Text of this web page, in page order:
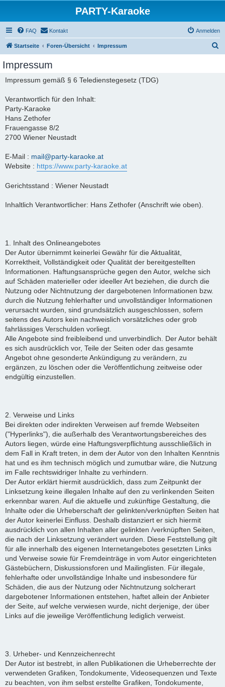
PARTY-Karaoke
FAQ Kontakt Anmelden
Startseite Foren-Übersicht Impressum
Impressum
Impressum gemäß § 6 Teledienstegesetz (TDG)
Verantwortlich für den Inhalt:
Party-Karaoke
Hans Zethofer
Frauengasse 8/2
2700 Wiener Neustadt
E-Mail : mail@party-karaoke.at
Website : https://www.party-karaoke.at
Gerichtsstand : Wiener Neustadt
Inhaltlich Verantwortlicher: Hans Zethofer (Anschrift wie oben).
1. Inhalt des Onlineangebotes
Der Autor übernimmt keinerlei Gewähr für die Aktualität,
Korrektheit, Vollständigkeit oder Qualität der bereitgestellten
Informationen. Haftungsansprüche gegen den Autor, welche sich
auf Schäden materieller oder ideeller Art beziehen, die durch die
Nutzung oder Nichtnutzung der dargebotenen Informationen bzw.
durch die Nutzung fehlerhafter und unvollständiger Informationen
verursacht wurden, sind grundsätzlich ausgeschlossen, sofern
seitens des Autors kein nachweislich vorsätzliches oder grob
fahrlässiges Verschulden vorliegt.
Alle Angebote sind freibleibend und unverbindlich. Der Autor behält
es sich ausdrücklich vor, Teile der Seiten oder das gesamte
Angebot ohne gesonderte Ankündigung zu verändern, zu
ergänzen, zu löschen oder die Veröffentlichung zeitweise oder
endgültig einzustellen.
2. Verweise und Links
Bei direkten oder indirekten Verweisen auf fremde Webseiten
("Hyperlinks"), die außerhalb des Verantwortungsbereiches des
Autors liegen, würde eine Haftungsverpflichtung ausschließlich in
dem Fall in Kraft treten, in dem der Autor von den Inhalten Kenntnis
hat und es ihm technisch möglich und zumutbar wäre, die Nutzung
im Falle rechtswidriger Inhalte zu verhindern.
Der Autor erklärt hiermit ausdrücklich, dass zum Zeitpunkt der
Linksetzung keine illegalen Inhalte auf den zu verlinkenden Seiten
erkennbar waren. Auf die aktuelle und zukünftige Gestaltung, die
Inhalte oder die Urheberschaft der gelinkten/verknüpften Seiten hat
der Autor keinerlei Einfluss. Deshalb distanziert er sich hiermit
ausdrücklich von allen Inhalten aller gelinkten /verknüpften Seiten,
die nach der Linksetzung verändert wurden. Diese Feststellung gilt
für alle innerhalb des eigenen Internetangebotes gesetzten Links
und Verweise sowie für Fremdeinträge in vom Autor eingerichteten
Gästebüchern, Diskussionsforen und Mailinglisten. Für illegale,
fehlerhafte oder unvollständige Inhalte und insbesondere für
Schäden, die aus der Nutzung oder Nichtnutzung solcherart
dargebotener Informationen entstehen, haftet allein der Anbieter
der Seite, auf welche verwiesen wurde, nicht derjenige, der über
Links auf die jeweilige Veröffentlichung lediglich verweist.
3. Urheber- und Kennzeichenrecht
Der Autor ist bestrebt, in allen Publikationen die Urheberrechte der
verwendeten Grafiken, Tondokumente, Videosequenzen und Texte
zu beachten, von ihm selbst erstellte Grafiken, Tondokumente,